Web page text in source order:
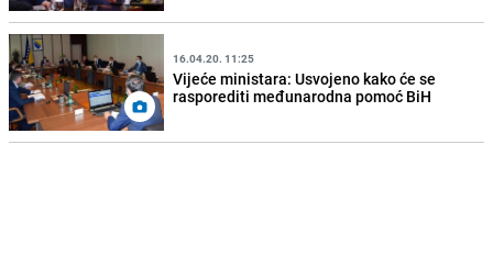
16.04.20. 11:25
Vijeće ministara: Usvojeno kako će se
rasporediti međunarodna pomoć BiH